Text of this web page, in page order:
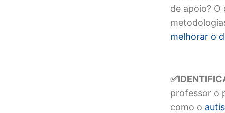
de apoio?
melhorar o
✅
professor o
como o a